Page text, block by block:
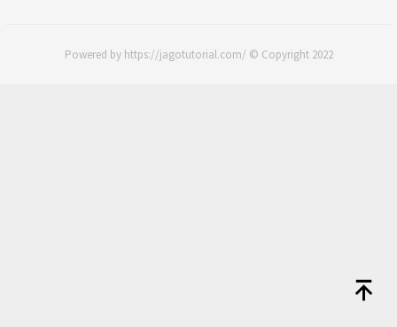
Powered by https://jagotutorial.com/ © Copyright 2022